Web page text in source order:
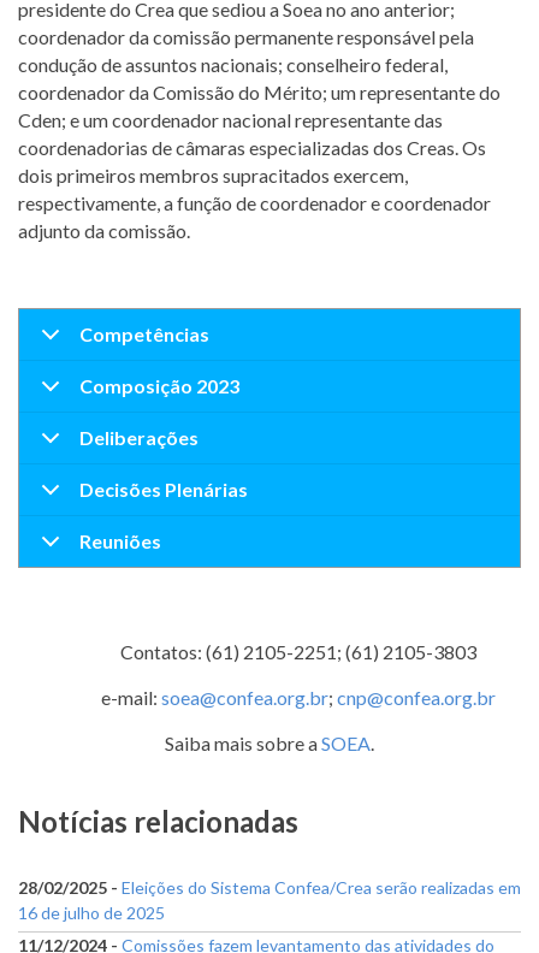
presidente do Crea que sediou a Soea no ano anterior;
coordenador da comissão permanente responsável pela
condução de assuntos nacionais; conselheiro federal,
coordenador da Comissão do Mérito; um representante do
Cden; e um coordenador nacional representante das
coordenadorias de câmaras especializadas dos Creas. Os
dois primeiros membros supracitados exercem,
respectivamente, a função de coordenador e coordenador
adjunto da comissão.
Competências
Composição 2023
Deliberações
Decisões Plenárias
Reuniões
Contatos: (61) 2105-2251; (61) 2105-3803
e-mail: soea@confea.org.br; cnp@confea.org.br
Saiba mais sobre aSOEA
Notícias relacionadas
28/02/2025 - Eleições do Sistema Confea/Crea serão realizadas em
16 de julho de 2025
11/12/2024 - Comissões fazem levantamento das atividades do